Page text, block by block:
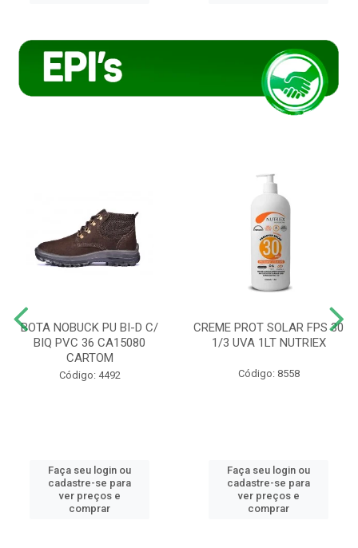
BOTA NOBUCK PU BI-D C/
BIQ PVC 36 CA15080
CARTOM
Código: 4492
Faça seu login ou
cadastre-se para
ver preços e
comprar
CREME PROT SOLAR FPS 30
1/3 UVA 1LT NUTRIEX
Código: 8558
Faça seu login ou
cadastre-se para
ver preços e
comprar